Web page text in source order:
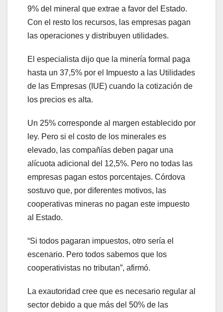
9% del mineral que extrae a favor del Estado.
Con el resto los recursos, las empresas pagan
las operaciones y distribuyen utilidades.
El especialista dijo que la minería formal paga
hasta un 37,5% por el Impuesto a las Utilidades
de las Empresas (IUE) cuando la cotización de
los precios es alta.
Un 25% corresponde al margen establecido por
ley. Pero si el costo de los minerales es
elevado, las compañías deben pagar una
alícuota adicional del 12,5%. Pero no todas las
empresas pagan estos porcentajes. Córdova
sostuvo que, por diferentes motivos, las
cooperativas mineras no pagan este impuesto
al Estado.
“Si todos pagaran impuestos, otro sería el
escenario. Pero todos sabemos que los
cooperativistas no tributan”, afirmó.
La exautoridad cree que es necesario regular al
sector debido a que más del 50% de las